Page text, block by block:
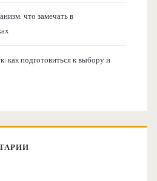
что замечать в
как подготовиться к выбору и